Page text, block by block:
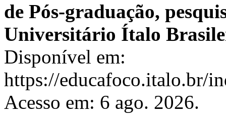
de Pós-graduação,
Universitário Ítalo
Disponível em:
https://educafoco.italo.br/
Acesso em: 6 ago. 2026.